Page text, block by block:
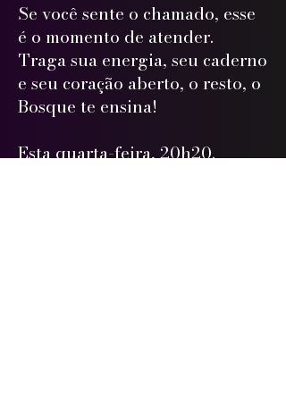
Se você sente o chamado, esse
é o momento de atender.
Traga sua energia, seu caderno
e seu coração aberto, o resto, o
Bosque te ensina!
Esta quarta-feira, 20h20.